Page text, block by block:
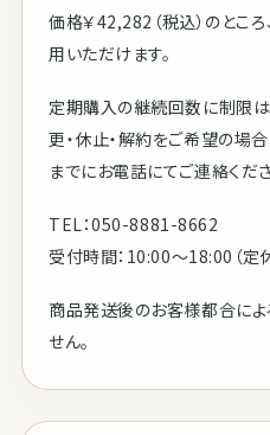
価格￥42,282（税込）のとこ
用いただけます。
定期購入の継続回数に制限は
更・休止・解約をご希望の場
までにお電話にてご連絡くださ
TEL：050-8881-8662
受付時間：10:00〜18:00（定
商品発送後のお客様都合に
せん。